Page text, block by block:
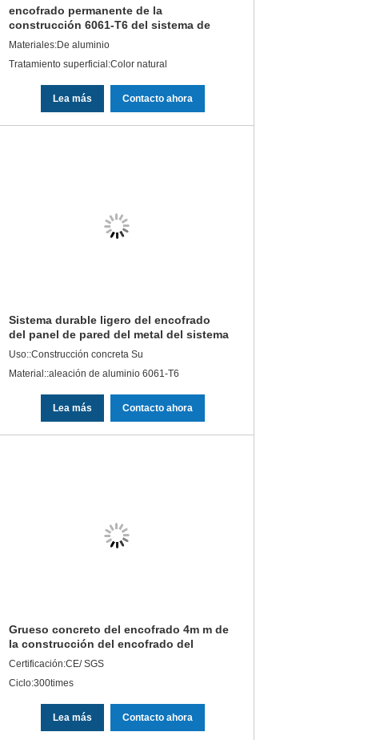
encofrado permanente de la
construcción 6061-T6 del sistema de
aluminio del encofrado para los muros
Materiales:De aluminio
Tratamiento superficial:Color natural
Lea más Contacto ahora
Sistema durable ligero del encofrado
del panel de pared del metal del sistema
del encofrado de la construcción
Uso::Construcción concreta Su
Material::aleación de aluminio 6061-T6
Lea más Contacto ahora
Grueso concreto del encofrado 4m m de
la construcción del encofrado del
andamio de aluminio del sistema
Certificación:CE/ SGS
Ciclo:300times
Lea más Contacto ahora